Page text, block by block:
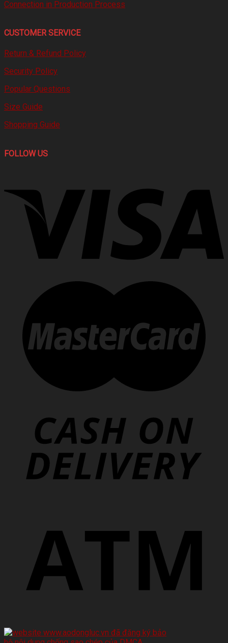
Connection in Production Process
CUSTOMER SERVICE
Return & Refund Policy
Security Policy
Popular Questions
Size Guide
Shopping Guide
FOLLOW US